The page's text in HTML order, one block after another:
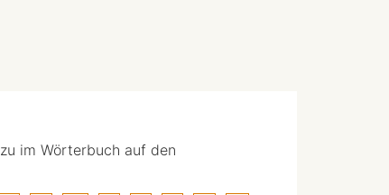
im Wörterbuch auf den